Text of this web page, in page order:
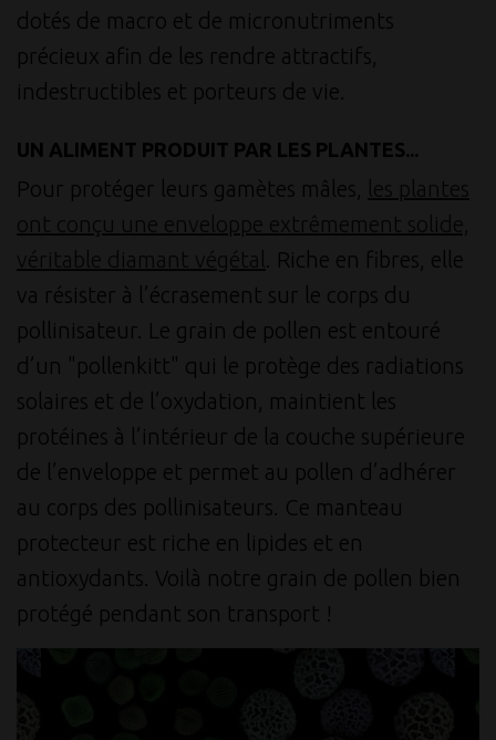
dotés de macro et de micronutriments
précieux afin de les rendre attractifs,
indestructibles et porteurs de vie.
UN ALIMENT PRODUIT PAR LES PLANTES...
Pour protéger leurs gamètes mâles,
. Riche en fibres, elle
va résister à l’écrasement sur le corps du
pollinisateur. Le grain de pollen est entouré
d’un "pollenkitt" qui le protège des radiations
solaires et de l’oxydation, maintient les
protéines à l’intérieur de la couche supérieure
de l’enveloppe et permet au pollen d’adhérer
au corps des pollinisateurs. Ce manteau
protecteur est riche en lipides et en
antioxydants. Voilà notre grain de pollen bien
protégé pendant son transport !